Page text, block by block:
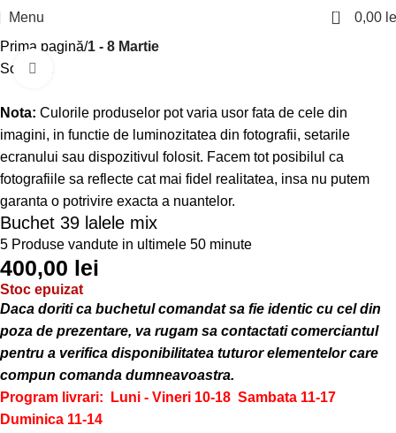
Menu 0 0,00
Prima pagină 1 - 8 Martie
Sold out
Nota: Culorile produselor pot varia usor fata de cele din
imagini, in functie de luminozitatea din fotografii, setarile
ecranului sau dispozitivul folosit. Facem tot posibilul ca
fotografiile sa reflecte cat mai fidel realitatea, insa nu putem
garanta o potrivire exacta a nuantelor.
Buchet 39 lalele mix
5 Produse vandute in ultimele 50 minute
400,00 lei
Stoc epuizat
Daca doriti ca buchetul comandat sa fie identic cu cel din
poza de prezentare, va rugam sa contactati comerciantul
pentru a verifica disponibilitatea tuturor elementelor care
compun comanda dumneavoastra.
Program livrari: Luni - Vineri 10-18 Sambata 11-17
Duminica 11-14